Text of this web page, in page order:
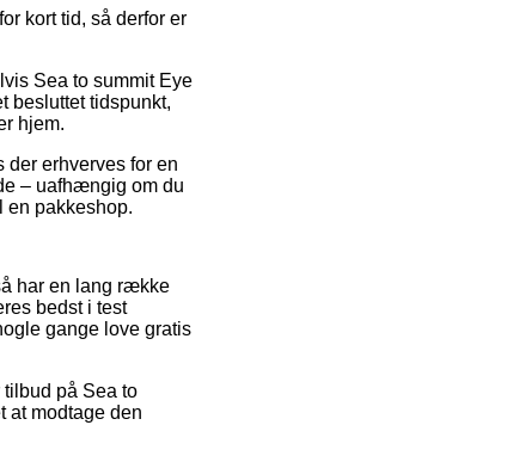
kort tid, så derfor er
Sea to summit Eye
besluttet tidspunkt,
hjem.
erhverves for en
– uafhængig om du
en pakkeshop.
har en lang række
bedst i test
gange love gratis
på Sea to
at modtage den